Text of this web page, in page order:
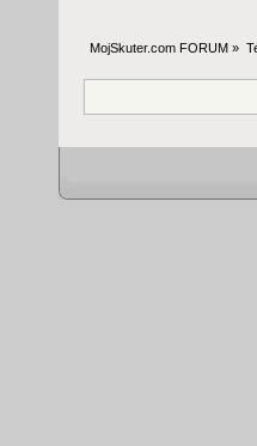
MojSkuter.com FORUM »